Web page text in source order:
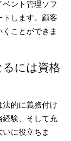
ント管理ソフ
トします。顧客
ことができま
には資格
法的に義務付け
経験、そして充
に役立ちま